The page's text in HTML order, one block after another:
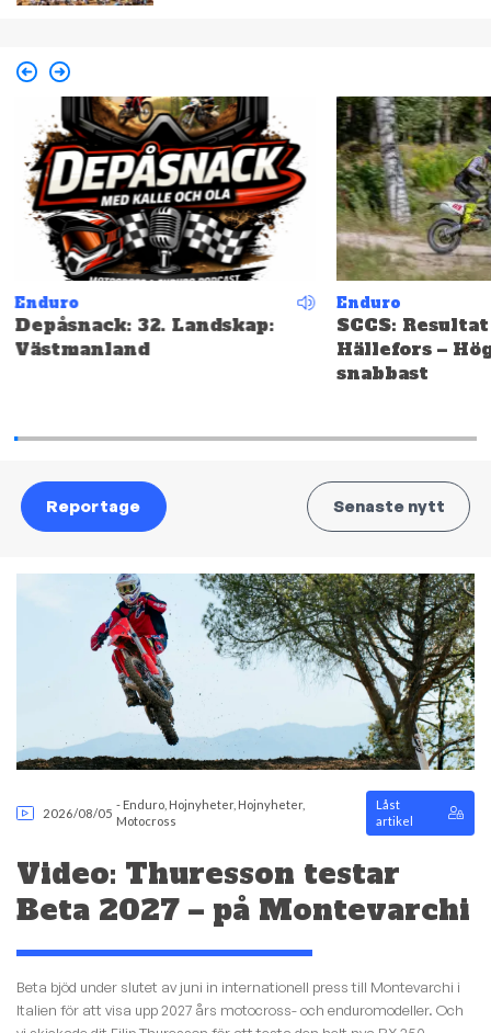
Enduro
Depåsnack: 32. Landskap:
Västmanland
Enduro
SCCS:
Hällefors –
snabbast
Reportage Senaste nytt
2026/08/05
- Enduro Hojnyheter, Hojnyheter,
Motocross
Låst
artikel
Video: Thuresson testar
Beta 2027 – på Montevarchi
Beta bjöd under slutet av juni in internationell press till Montevarchi i
Italien för att visa upp 2027 års motocross- och enduromodeller. Och